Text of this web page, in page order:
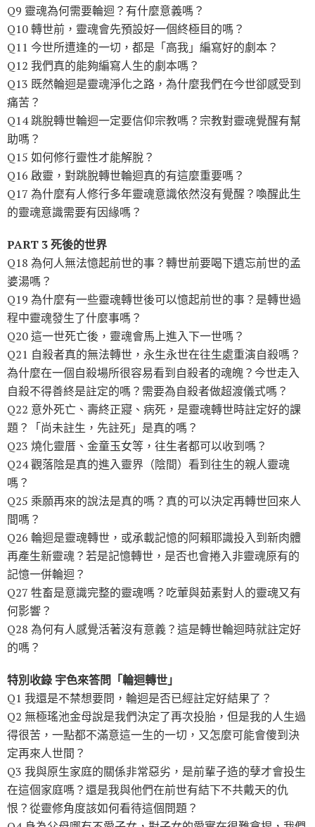
Q9 靈魂為何需要輪迴？有什麼意義嗎？
Q10 轉世前，靈魂會先預設好一個終極目的嗎？
Q11 今世所遭逢的一切，都是「高我」編寫好的劇本？
Q12 我們真的能夠編寫人生的劇本嗎？
Q13 既然輪迴是靈魂淨化之路，為什麼我們在今世卻感受到
痛苦？
Q14 跳脫轉世輪迴一定要信仰宗教嗎？宗教對靈魂覺醒有幫
助嗎？
Q15 如何修行靈性才能解脫？
Q16 啟靈，對跳脫轉世輪迴真的有這麼重要嗎？
Q17 為什麼有人修行多年靈魂意識依然沒有覺醒？喚醒此生
的靈魂意識需要有因緣嗎？
PART 3 死後的世界
Q18 為何人無法憶起前世的事？轉世前要喝下遺忘前世的孟
婆湯嗎？
Q19 為什麼有一些靈魂轉世後可以憶起前世的事？是轉世過
程中靈魂發生了什麼事嗎？
Q20 這一世死亡後，靈魂會馬上進入下一世嗎？
Q21 自殺者真的無法轉世，永生永世在往生處重演自殺嗎？
為什麼在一個自殺場所很容易看到自殺者的魂魄？今世走入
自殺不得善終是註定的嗎？需要為自殺者做超渡儀式嗎？
Q22 意外死亡、壽終正寢、病死，是靈魂轉世時註定好的課
題？「尚未註生，先註死」是真的嗎？
Q23 燒化靈厝、金童玉女等，往生者都可以收到嗎？
Q24 觀落陰是真的進入靈界（陰間）看到往生的親人靈魂
嗎？
Q25 乘願再來的說法是真的嗎？真的可以決定再轉世回來人
間嗎？
Q26 輪迴是靈魂轉世，或承載記憶的阿賴耶識投入到新肉體
再產生新靈魂？若是記憶轉世，是否也會捲入非靈魂原有的
記憶一併輪迴？
Q27 牲畜是意識完整的靈魂嗎？吃葷與茹素對人的靈魂又有
何影響？
Q28 為何有人感覺活著沒有意義？這是轉世輪迴時就註定好
的嗎？
特別收錄 宇色來答問「輪迴轉世」
Q1 我還是不禁想要問，輪迴是否已經註定好結果了？
Q2 無極瑤池金母說是我們決定了再次投胎，但是我的人生過
得很苦，一點都不滿意這一生的一切，又怎麼可能會傻到決
定再來人世間？
Q3 我與原生家庭的關係非常惡劣，是前輩子造的孽才會投生
在這個家庭嗎？還是我與他們在前世有結下不共戴天的仇
恨？從靈修角度該如何看待這個問題？